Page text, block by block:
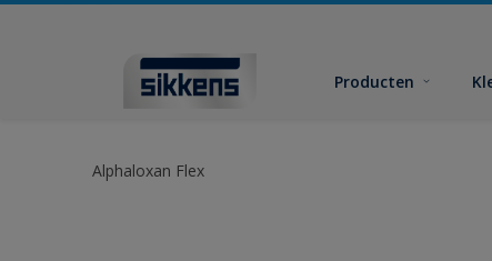
Producten
Alphaloxan Flex